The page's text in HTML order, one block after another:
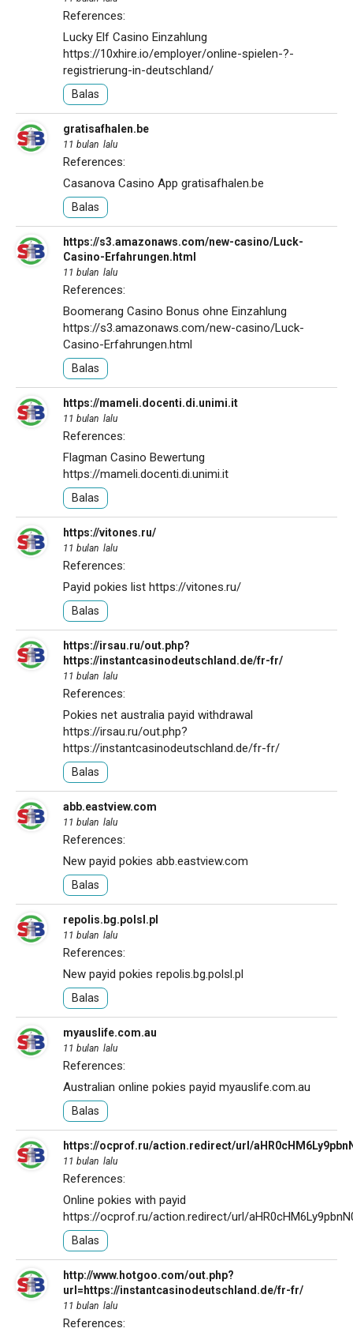
References:
Lucky Elf Casino Einzahlung
https://10xhire.io/employer/online-spielen-?-
registrierung-in-deutschland/
Balas
gratisafhalen.be
11 bulan lalu
References:
Casanova Casino App gratisafhalen.be
Balas
https://s3.amazonaws.com/new-casino/Luck-
Casino-Erfahrungen.html
11 bulan lalu
References:
Boomerang Casino Bonus ohne Einzahlung
https://s3.amazonaws.com/new-casino/Luck-
Casino-Erfahrungen.html
Balas
https://mameli.docenti.di.unimi.it
11 bulan lalu
References:
Flagman Casino Bewertung
https://mameli.docenti.di.unimi.it
Balas
https://vitones.ru/
11 bulan lalu
References:
Payid pokies list https://vitones.ru/
Balas
https://irsau.ru/out.php?
https://instantcasinodeutschland.de/fr-fr/
11 bulan lalu
References:
Pokies net australia payid withdrawal
https://irsau.ru/out.php?
https://instantcasinodeutschland.de/fr-fr/
Balas
abb.eastview.com
11 bulan lalu
References:
New payid pokies abb.eastview.com
Balas
repolis.bg.polsl.pl
11 bulan lalu
References:
New payid pokies repolis.bg.polsl.pl
Balas
myauslife.com.au
11 bulan lalu
References:
Australian online pokies payid myauslife.com.au
Balas
https://ocprof.ru/action.redirect/url/
11 bulan lalu
References:
Online pokies with payid
https://ocprof.ru/action.redirect/url/
Balas
http://www.hotgoo.com/out.php?
url=https://instantcasinodeutschland.de/fr-fr/
11 bulan lalu
References: